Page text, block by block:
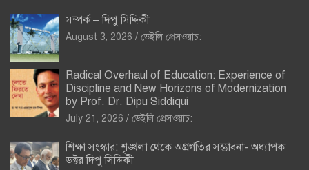
সম্পর্ক – দিপু সিদ্দিকী
August 3, 2026 ডেইলি প্রেসওয়াচ:
Radical Overhaul of Education: Experience of
Discipline and New Horizons of Modernization
by Prof. Dr. Dipu Siddiqui
July 21, 2026 ডেইলি প্রেসওয়াচ:
শিক্ষা সংস্কার: শৃঙ্খলা থেকে অগ্রগতির সম্ভাবনা- অধ্যাপক
ডক্টর দিপু সিদ্দিকী